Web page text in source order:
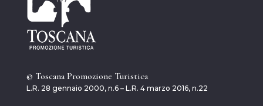
© Toscana Promozione Turistica
L.R. 28 gennaio 2000, n.6 – L.R. 4 marzo 2016, n.22